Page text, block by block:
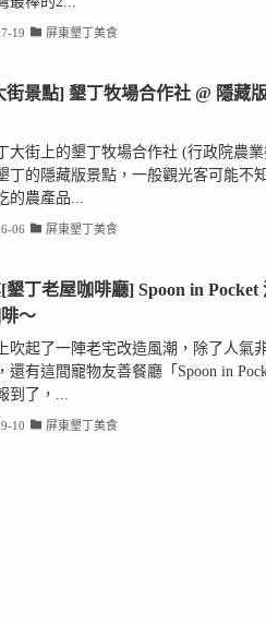
19 屏東墾丁美食
街景點] 墾丁牧場合作社 @ 隱藏
大街上的墾丁牧場合作社 (行政院農
丁的隱藏版景點，一般觀光客可能不
的農產品...
06 屏東墾丁美食
墾丁老屋咖啡廳] Spoon in
～
吹起了一陣老宅改造風潮，除了人氣
還有這間寵物友善餐廳「Spoon in
到了，...
10 屏東墾丁美食